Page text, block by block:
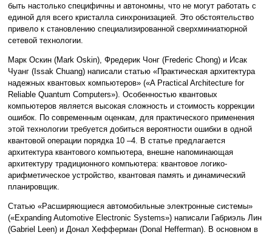
быть настолько специфичны и автономны, что не могут работать с
единой для всего кристалла синхронизацией. Это обстоятельство
привело к становлению специализированной сверхминиатюрной
сетевой технологии.
Марк Оскин (Mark Oskin), Фредерик Чонг (Frederic Chong) и Исак
Чуанг (Issak Chuang) написали статью «Практическая архитектура
надежных квантовых компьютеров» («A Practical Architecture for
Reliable Quantum Computers»). Особенностью квантовых
компьютеров является высокая сложность и стоимость коррекции
ошибок. По современным оценкам, для практического применения
этой технологии требуется добиться вероятности ошибки в одной
квантовой операции порядка 10 –4. В статье предлагается
архитектура квантового компьютера, внешне напоминающая
архитектуру традиционного компьютера: квантовое логико-
арифметическое устройство, квантовая память и динамический
планировщик.
Статью «Расширяющиеся автомобильные электронные системы»
(«Expanding Automotive Electronic Systems») написали Габриэль Лин
(Gabriel Leen) и Донал Хефферман (Donal Hefferman). В основном в